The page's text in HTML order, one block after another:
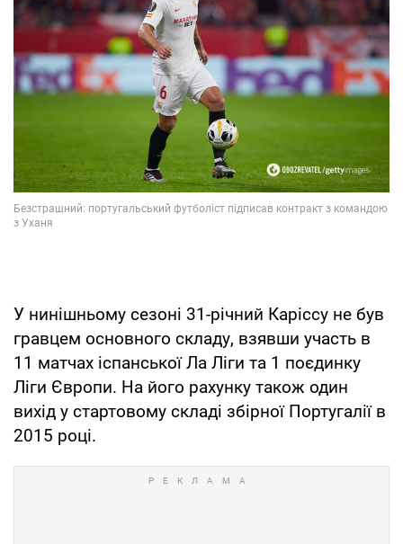
У нинішньому сезоні 31-річний Каріссу не був
гравцем основного складу, взявши участь в
11 матчах іспанської Ла Ліги та 1 поєдинку
Ліги Європи. На його рахунку також один
вихід у стартовому складі збірної Португалії в
2015 році.